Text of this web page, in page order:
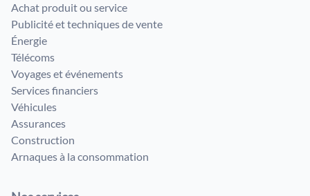
Achat produit ou service
Publicité et techniques de vente
Énergie
Télécoms
Voyages et événements
Services financiers
Véhicules
Assurances
Construction
Arnaques à la consommation